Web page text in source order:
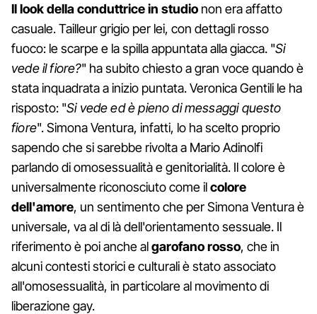
Il look della conduttrice in studio non era affatto
casuale. Tailleur grigio per lei, con dettagli rosso
fuoco: le scarpe e la spilla appuntata alla giacca. "Si
vede il fiore?" ha subito chiesto a gran voce quando è
stata inquadrata a inizio puntata. Veronica Gentili le ha
risposto: "Si vede ed è pieno di messaggi questo
fiore". Simona Ventura, infatti, lo ha scelto proprio
sapendo che si sarebbe rivolta a Mario Adinolfi
parlando di omosessualità e genitorialità. Il colore è
universalmente riconosciuto come ilcolore
dell'amore, un sentimento che per Simona Ventura è
universale, va al di là dell'orientamento sessuale. Il
riferimento è poi anche algarofano rosso, che in
alcuni contesti storici e culturali è stato associato
all'omosessualità, in particolare al movimento di
liberazione gay.